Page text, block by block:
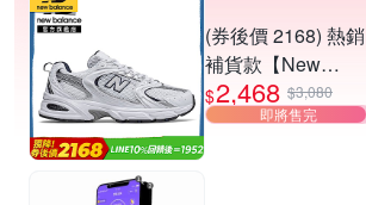
(券後價 2168) 熱銷
補貨款【New
Balance】復古運動
鞋_中性_白銀
$2,468 $3,080
即將售完